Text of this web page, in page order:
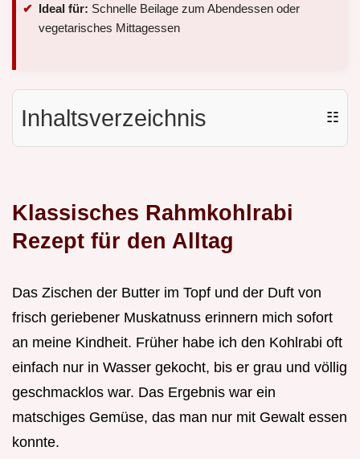
Ideal für: Schnelle Beilage zum Abendessen oder
vegetarisches Mittagessen
Inhaltsverzeichnis ☷
Klassisches Rahmkohlrabi
Rezept für den Alltag
Das Zischen der Butter im Topf und der Duft von
frisch geriebener Muskatnuss erinnern mich sofort
an meine Kindheit. Früher habe ich den Kohlrabi oft
einfach nur in Wasser gekocht, bis er grau und völlig
geschmacklos war. Das Ergebnis war ein
matschiges Gemüse, das man nur mit Gewalt essen
konnte.